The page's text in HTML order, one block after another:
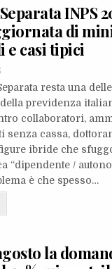
INPS
di
e casi tipici
resta una
previdenza
collaboratori,
senza cassa,
ibride che
“dipendente /
è che spesso…
la